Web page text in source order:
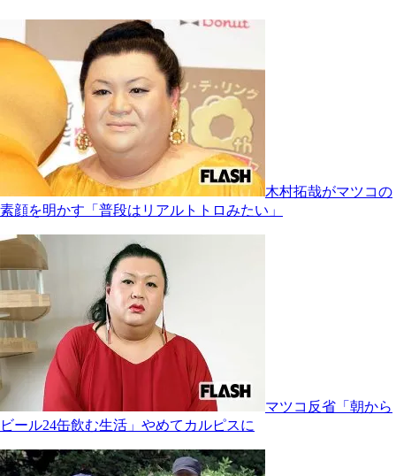
木村拓哉がマツコの
素顔を明かす「普段はリアルトトロみたい」
マツコ反省「朝から
ビール24缶飲む生活」やめてカルピスに